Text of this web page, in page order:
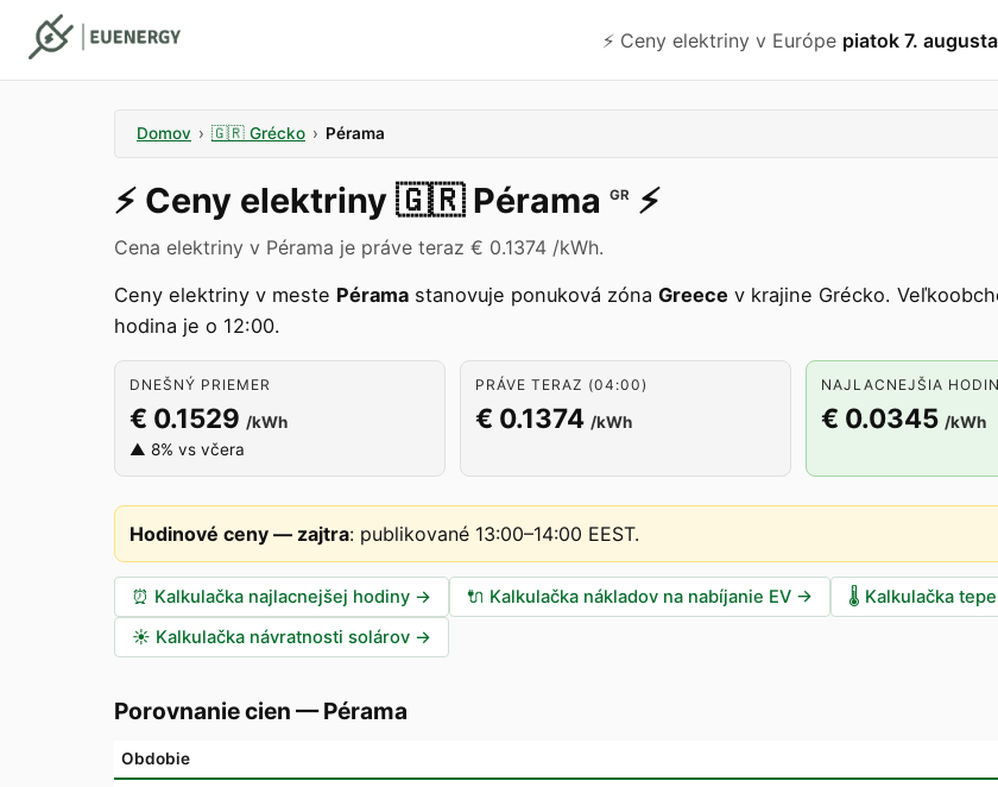
⚡️ Ceny elektriny v Európe piatok 7.
Domov › 🇬🇷 Grécko › Pérama
⚡️ Ceny elektriny 🇬🇷 Pérama GR ⚡️
Cena elektriny v Pérama je práve teraz € 0.1374 /kWh.
Ceny elektriny v meste Pérama stanovuje ponuková zóna Greece v krajine Grécko.
hodina je o 12:00.
DNEŠNÝ PRIEMER
€ 0.1529 /kWh
▲ 8% vs včera
PRÁVE TERAZ (04:00)
€ 0.1374 /kWh
NAJLACNEJŠIA
€ 0.0345 /kWh
Hodinové ceny — zajtra: publikované 13:00–14:00 EEST.
⏰ Kalkulačka najlacnejšej hodiny → 🔌 Kalkulačka nákladov na nabíjanie EV → 🌡️ Kalkulačka
☀️ Kalkulačka návratnosti solárov →
Porovnanie cien —Pérama
Obdobie